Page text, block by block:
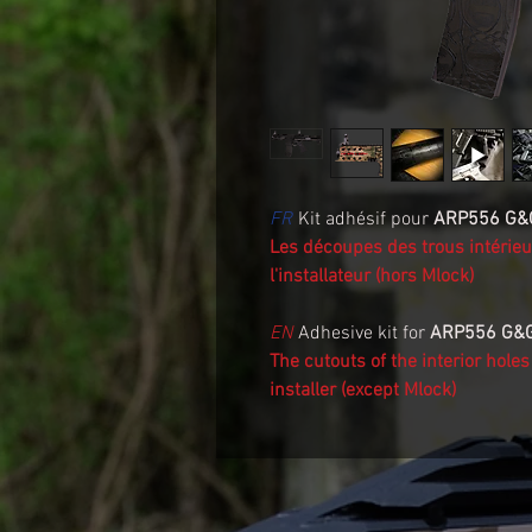
FR Kit adhésif pour ARP556
Les découpes des trous
l'installateur (hors Mlock)
ENAdhesive kit for ARP556
The cutouts of the interior
installer (except Mlock)